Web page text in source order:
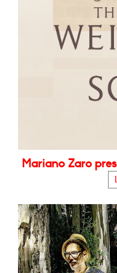
Mariano Zaro